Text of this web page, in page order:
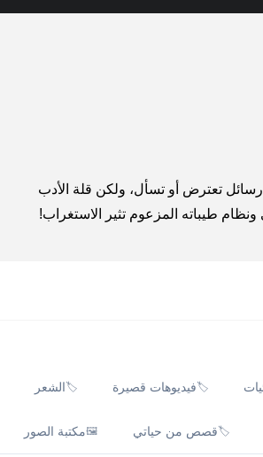
تعترض أو تسأل، ولكن قلة الأدب
طيباته المزعوم تثير الاستغراب!
🏷️فيديوهات قصيرة 🏷️الشعر
🏷️قصص من حياتي 🖼️مكتبة الصور